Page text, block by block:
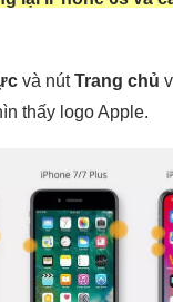
và nútTrang chủ
thấy logo Apple.